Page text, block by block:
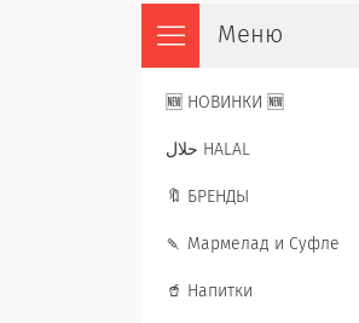
🆕 НОВИНКИ 🆕
حلال HALAL
🔖 БРЕНДЫ
🍡 Мармелад и Суфле
🥤 Напитки